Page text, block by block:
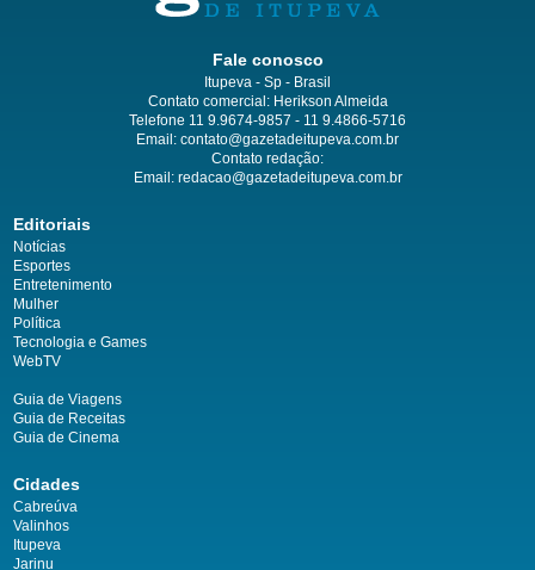
Fale conosco
Itupeva - Sp - Brasil
Contato comercial: Herikson Almeida
Telefone 11 9.9674-9857 - 11 9.4866-5716
Email: contato@gazetadeitupeva.com.br
Contato redação:
Email: redacao@gazetadeitupeva.com.br
Editoriais
Notícias
Esportes
Entretenimento
Mulher
Política
Tecnologia e Games
WebTV
Guia de Viagens
Guia de Receitas
Guia de Cinema
Cidades
Cabreúva
Valinhos
Itupeva
Jarinu